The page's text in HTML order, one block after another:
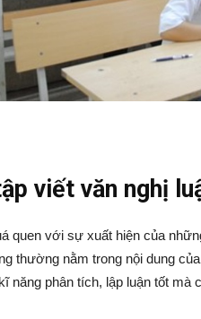
viết văn nghị
quen với sự xuất hiện của
thường nằm trong nội dung
năng phân tích, lập luận tốt mà